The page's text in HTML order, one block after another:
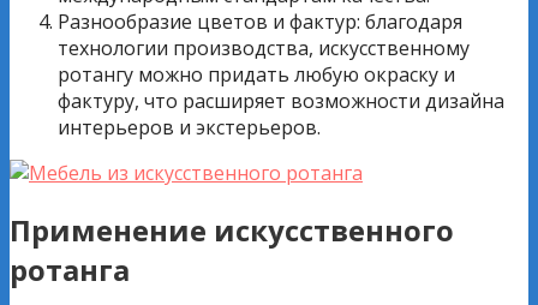
Разнообразие цветов и фактур: благодаря
технологии производства, искусственному
ротангу можно придать любую окраску и
фактуру, что расширяет возможности дизайна
интерьеров и экстерьеров.
Применение искусственного
ротанга